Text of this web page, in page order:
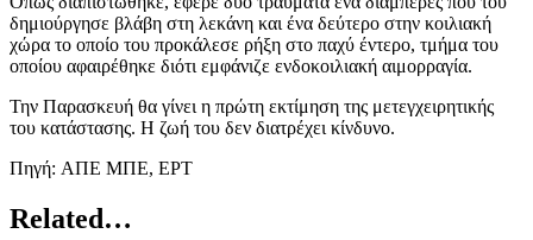
δημιούργησε βλάβη στη λεκάνη και ένα δεύτερο στην κοιλιακή
χώρα το οποίο του προκάλεσε ρήξη στο παχύ έντερο, τμήμα του
οποίου αφαιρέθηκε διότι εμφάνιζε ενδοκοιλιακή αιμορραγία.
Την Παρασκευή θα γίνει η πρώτη εκτίμηση της μετεγχειρητικής
του κατάστασης. Η ζωή του δεν διατρέχει κίνδυνο.
Πηγή: AΠΕ ΜΠΕ, ΕΡΤ
Related…